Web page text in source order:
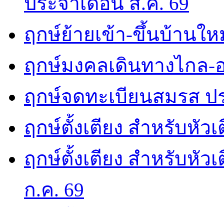
ฤกษ์ย้ายเข้า-ขึ้นบ้านให
ฤกษ์มงคลเดินทางไกล-
ฤกษ์จดทะเบียนสมรส ป
ฤกษ์ตั้งเตียง สำหรับหัว
ฤกษ์ตั้งเตียง สำหรับหัว
ก.ค. 69